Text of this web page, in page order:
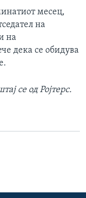
месец,
на
на
дека се обидува
сеод Ројтерс.